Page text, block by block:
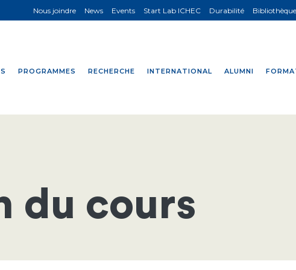
PROGRAMMES RECHERCHE INTERNATIONAL ALUMNI
Nous joindre News Events Start Lab ICHEC Durabilité Bibliothèque
du cours